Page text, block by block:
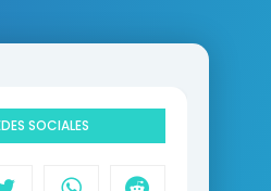
SOCIALES